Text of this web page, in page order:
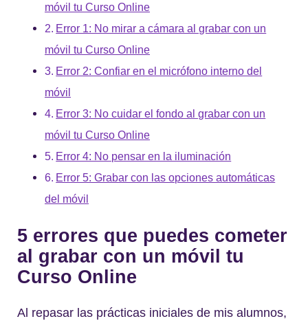
móvil tu Curso Online
Error 1: No mirar a cámara al grabar con un
móvil tu Curso Online
Error 2: Confiar en el micrófono interno del
móvil
Error 3: No cuidar el fondo al grabar con un
móvil tu Curso Online
Error 4: No pensar en la iluminación
Error 5: Grabar con las opciones automáticas
del móvil
5 errores que puedes cometer
al grabar con un móvil tu
Curso Online
Al repasar las prácticas iniciales de mis alumnos,